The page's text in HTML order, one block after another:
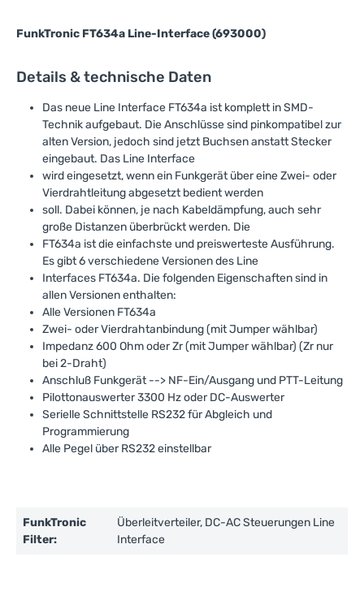
FunkTronic FT634a Line-Interface (693000)
Details & technische Daten
Das neue Line Interface FT634a ist komplett in SMD-
Technik aufgebaut. Die Anschlüsse sind pinkompatibel zur
alten Version, jedoch sind jetzt Buchsen anstatt Stecker
eingebaut. Das Line Interface
wird eingesetzt, wenn ein Funkgerät über eine Zwei- oder
Vierdrahtleitung abgesetzt bedient werden
soll. Dabei können, je nach Kabeldämpfung, auch sehr
große Distanzen überbrückt werden. Die
FT634a ist die einfachste und preiswerteste Ausführung.
Es gibt 6 verschiedene Versionen des Line
Interfaces FT634a. Die folgenden Eigenschaften sind in
allen Versionen enthalten:
Alle Versionen FT634a
Zwei- oder Vierdrahtanbindung (mit Jumper wählbar)
Impedanz 600 Ohm oder Zr (mit Jumper wählbar) (Zr nur
bei 2-Draht)
Anschluß Funkgerät --> NF-Ein/Ausgang und PTT-Leitung
Pilottonauswerter 3300 Hz oder DC-Auswerter
Serielle Schnittstelle RS232 für Abgleich und
Programmierung
Alle Pegel über RS232 einstellbar
FunkTronic
Filter:
Überleitverteiler, DC-AC Steuerungen Line
Interface